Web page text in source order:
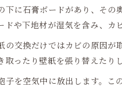
下に石膏ボードがあり、そ
ドや下地材が湿気を含み、カ
の交換だけではカビの原因
取ったり壁紙を張り替えたり
子を空気中に放出します。